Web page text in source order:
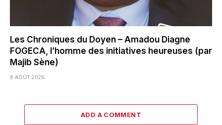
Les Chroniques du Doyen – Amadou Diagne
FOGECA, l’homme des initiatives heureuses (par
Majib Sène)
6 AOÛT 2026
ADD A COMMENT